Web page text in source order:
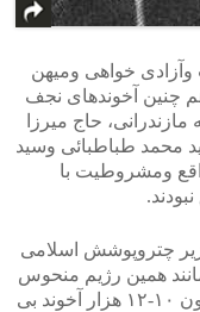
وآزادی خواهی ومیهن
چنین آخوندهای نجف
حاج میرزا
محمد طباطبائی وسید
ومشروطیت با
چتروپوشش اسلامی
همین رژیم منحوس
اسلامی که خمینی پایه ریزی کرد و هم اکنون ۱۰-۱۲ هزار آخوند بی